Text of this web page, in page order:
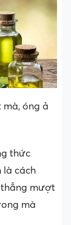
óng ả
thức
là cách
mượt
mà